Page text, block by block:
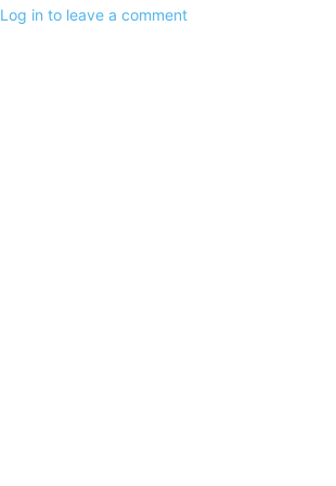
Log in to leave a comment